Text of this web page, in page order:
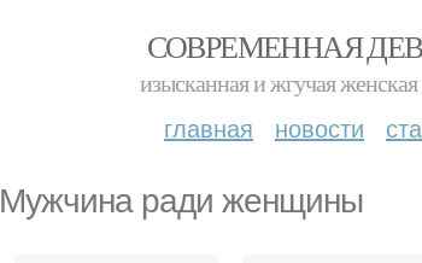
СОВРЕМЕННАЯ
изысканная и жгучая
главная новости
Мужчина ради женщины